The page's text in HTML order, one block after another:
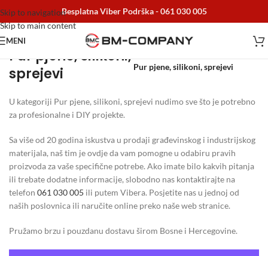
Skip to navigation
Skip to main content
Besplatna Viber Podrška -061 030 005
MENI
Pur pjene, silikoni,
sprejevi
Pur pjene, silikoni, sprejevi
U kategoriji Pur pjene, silikoni, sprejevi nudimo sve što je potrebno
za profesionalne i DIY projekte.
Sa više od 20 godina iskustva u prodaji građevinskog i industrijskog
materijala, naš tim je ovdje da vam pomogne u odabiru pravih
proizvoda za vaše specifične potrebe. Ako imate bilo kakvih pitanja
ili trebate dodatne informacije, slobodno nas kontaktirajte na
telefon 061 030 005 ili putem Vibera. Posjetite nas u jednoj od
naših poslovnica ili naručite online preko naše web stranice.
Pružamo brzu i pouzdanu dostavu širom Bosne i Hercegovine.